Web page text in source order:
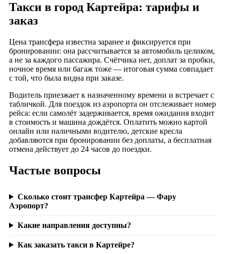
Такси в город Картейра: тарифы и
заказ
Цена трансфера известна заранее и фиксируется при
бронировании: она рассчитывается за автомобиль целиком,
а не за каждого пассажира. Счётчика нет, доплат за пробки,
ночное время или багаж тоже — итоговая сумма совпадает
с той, что была видна при заказе.
Водитель приезжает к назначенному времени и встречает с
табличкой. Для поездок из аэропорта он отслеживает номер
рейса: если самолёт задерживается, время ожидания входит
в стоимость и машина дождётся. Оплатить можно картой
онлайн или наличными водителю, детские кресла
добавляются при бронировании без доплаты, а бесплатная
отмена действует до 24 часов до поездки.
Частые вопросы
Сколько стоит трансфер Картейра — Фару
Аэропорт?
Какие направления доступны?
Как заказать такси в Картейре?